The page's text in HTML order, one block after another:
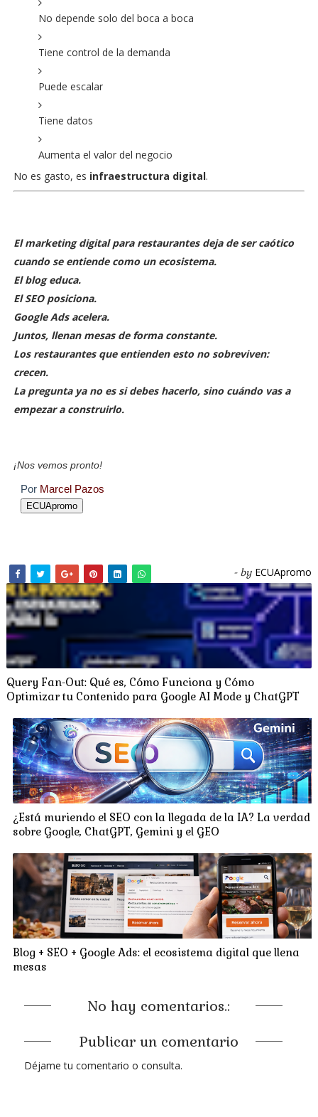
No depende solo del boca a boca
Tiene control de la demanda
Puede escalar
Tiene datos
Aumenta el valor del negocio
No es gasto, es infraestructura digital.
El marketing digital para restaurantes deja de ser caótico
cuando se entiende como un ecosistema.
El blog educa.
El SEO posiciona.
Google Ads acelera.
Juntos, llenan mesas de forma constante.
Los restaurantes que entienden esto no sobreviven:
crecen.
La pregunta ya no es si debes hacerlo, sino cuándo vas a
empezar a construirlo.
¡Nos vemos pronto!
Por Marcel Pazos
ECUApromo
- by ECUApromo
Query Fan-Out: Qué es, Cómo Funciona y Cómo
Optimizar tu Contenido para Google AI Mode y ChatGPT
¿Está muriendo el SEO con la llegada de la IA? La verdad
sobre Google, ChatGPT, Gemini y el GEO
Blog + SEO + Google Ads: el ecosistema digital que llena
mesas
No hay comentarios.:
Publicar un comentario
Déjame tu comentario o consulta.